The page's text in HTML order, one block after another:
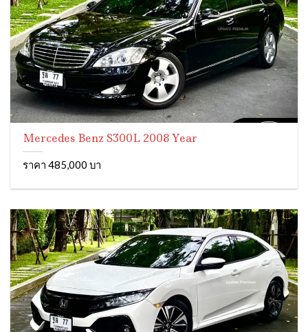
Mercedes Benz S300L 2008 Year
ราคา 485,000 บา